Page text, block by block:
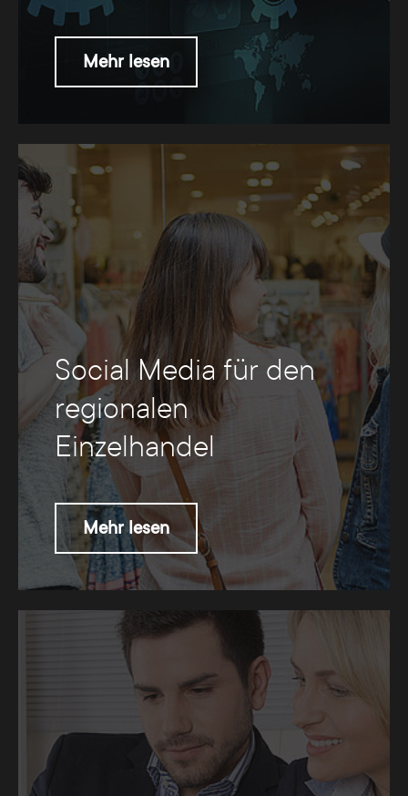
Mehr lesen
Social Media für den
regionalen
Einzelhandel
Mehr lesen